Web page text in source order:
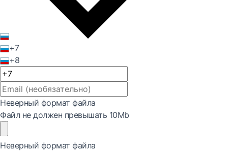
+7
+8
Неверный формат файла
Файл не должен превышать 10Mb
Неверный формат файла